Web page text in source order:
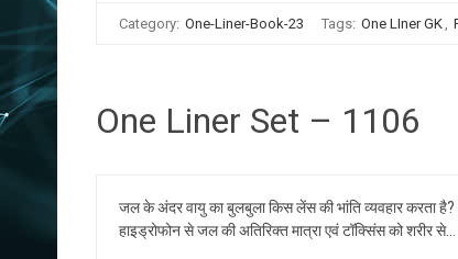
Category: One-Liner-Book-23 Tags: One LIner GK,
One Liner Set – 1106
जल के अंदर वायु का बुलबुला किस लेंस की भांति व्यवहार करता
हाइड्रोफोन से जल की अतिरिक्त मात्रा एवं टॉक्सिंस को शरीर से…